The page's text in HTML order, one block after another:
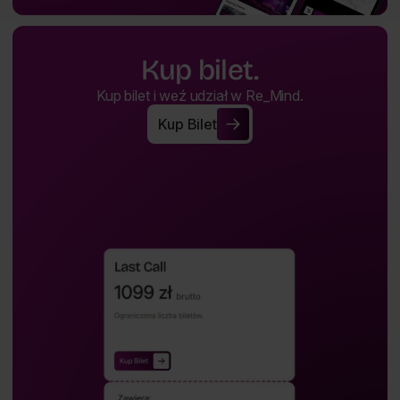
Kup bilet.
Kup bilet i weź udział w Re_Mind.
Kup Bilet
Kup Bilet